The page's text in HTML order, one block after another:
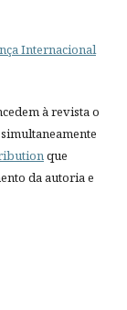
Internacional
à revista o
que
da autoria e